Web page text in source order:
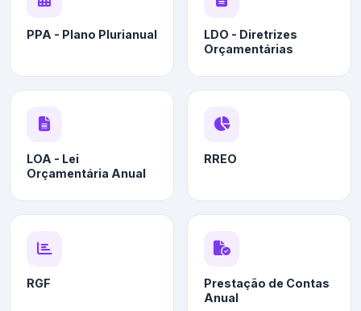
PPA - Plano Plurianual
LDO - Diretrizes
Orçamentárias
LOA - Lei
Orçamentária Anual
RREO
RGF
Prestação de Contas
Anual